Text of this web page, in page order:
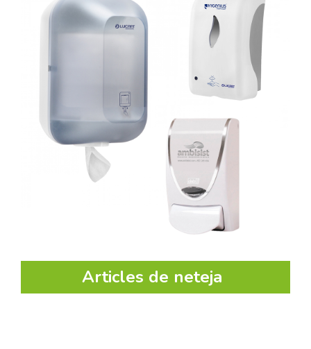
Articles de neteja